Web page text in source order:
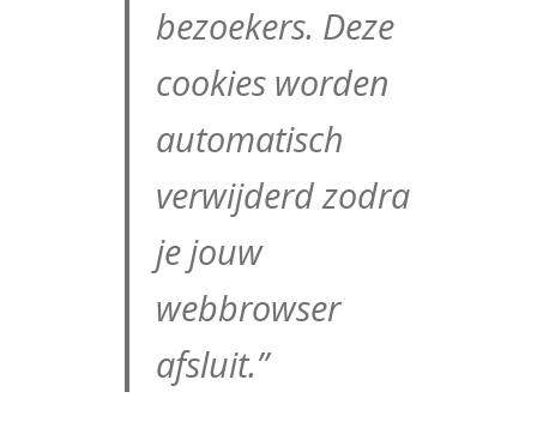
bezoekers. Deze
cookies worden
automatisch
verwijderd zodra
je jouw
webbrowser
afsluit.”